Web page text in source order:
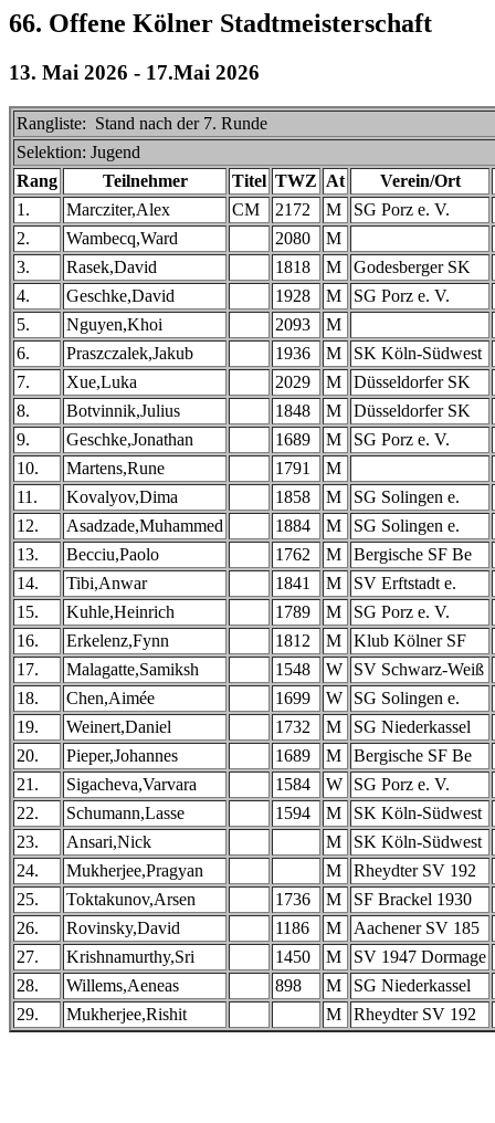
66. Offene Kölner Stadtmeisterschaft
13. Mai 2026 - 17.Mai 2026
Rangliste: Stand nach der 7. Runde
Selektion: Jugend
Rang
Teilnehmer Titel TWZ At
Verein/Ort
1.
Marcziter,Alex CM 2172 M
SG Porz e. V.
2.
Wambecq,Ward 2080
M
3.
Rasek,David 1818 M
Godesberger SK
4.
Geschke,David 1928 M
SG Porz e. V.
5.
Nguyen,Khoi 2093
M
6.
Praszczalek,Jakub 1936 M
SK Köln-Südwest
7.
Xue,Luka 2029 M
Düsseldorfer SK
8.
Botvinnik,Julius 1848 M
Düsseldorfer SK
9.
Geschke,Jonathan 1689 M
SG Porz e. V.
10.
Martens,Rune 1791
M
11.
Kovalyov,Dima 1858 M
SG Solingen e.
12.
Asadzade,Muhammed 1884 M
SG Solingen e.
13.
Becciu,Paolo 1762 M
Bergische SF Be
14.
Tibi,Anwar 1841 M
SV Erftstadt e.
15.
Kuhle,Heinrich 1789 M
SG Porz e. V.
16.
Erkelenz,Fynn 1812 M
Klub Kölner SF
17.
Malagatte,Samiksh 1548 W
SV Schwarz-Weiß
18.
Chen,Aimée 1699 W
SG Solingen e.
19.
Weinert,Daniel 1732 M
SG Niederkassel
20.
Pieper,Johannes 1689 M
Bergische SF Be
21.
Sigacheva,Varvara 1584 W
SG Porz e. V.
22.
Schumann,Lasse 1594 M
SK Köln-Südwest
23.
Ansari,Nick M
SK Köln-Südwest
24.
Mukherjee,Pragyan M
Rheydter SV 192
25.
Toktakunov,Arsen 1736 M
SF Brackel 1930
26.
Rovinsky,David 1186 M
Aachener SV 185
27.
Krishnamurthy,Sri 1450 M
SV 1947 Dormage
28.
Willems,Aeneas 898 M
SG Niederkassel
29.
Mukherjee,Rishit M Rheydter SV 192